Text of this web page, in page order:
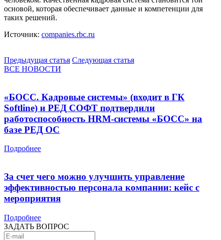
основой, которая обеспечивает данные и компетенции для
таких решений.
Источник: companies.rbc.ru
Предыдущая статья Следующая статья
ВСЕ НОВОСТИ
«БОСС. Кадровые системы» (входит в ГК
Softline) и РЕД СОФТ подтвердили
работоспособность HRM-системы «БОСС» на
базе РЕД ОС
Подробнее
За счет чего можно улучшить управление
эффективностью персонала компании: кейс с
мероприятия
Подробнее
ЗАДАТЬ ВОПРОС